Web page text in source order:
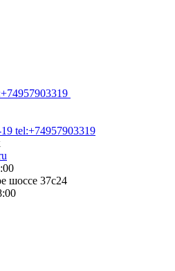
tel:+74957903319
шоссе 37с24